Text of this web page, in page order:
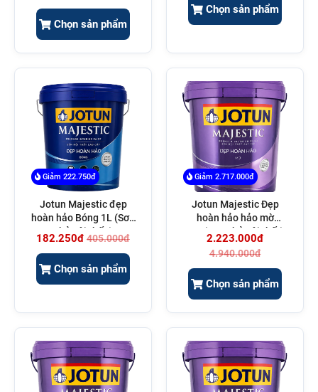
Chọn sản phẩm
Chọn sản phẩm
Giảm 222.750đ
Jotun Majestic đẹp
hoàn hảo Bóng 1L (Sơn
phủ nội thất )
182.250đ 405.000đ
Chọn sản phẩm
Giảm 2.717.000đ
Jotun Majestic Đẹp
hoàn hảo hảo mờ
15L(Sơn phủ nội thất)
2.223.000đ
4.940.000đ
Chọn sản phẩm